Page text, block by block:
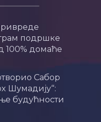
подршке
100% домаће
Сабор
Шумадију“:
будућности